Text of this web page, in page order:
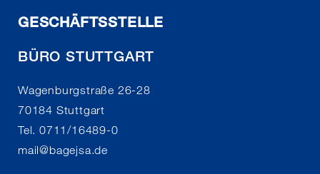
GESCHÄFTSSTELLE
BÜRO STUTTGART
Wagenburgstraße 26-28
70184 Stuttgart
Tel. 0711/16489-0
mail@bagejsa.de